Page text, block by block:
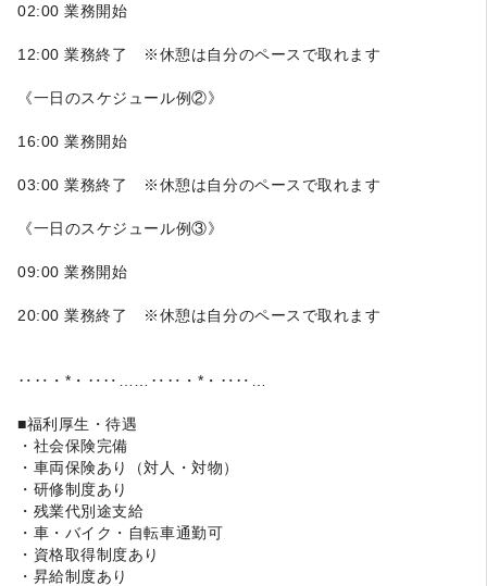
02:00 業務開始
12:00 業務終了 ※休憩は自分のペースで取れます
《一日のスケジュール例②》
16:00 業務開始
03:00 業務終了 ※休憩は自分のペースで取れます
《一日のスケジュール例③》
09:00 業務開始
20:00 業務終了 ※休憩は自分のペースで取れます
‥‥・*・‥‥……‥‥・*・‥‥…
■福利厚生・待遇
・社会保険完備
・車両保険あり（対人・対物）
・研修制度あり
・残業代別途支給
・車・バイク・自転車通勤可
・資格取得制度あり
・昇給制度あり